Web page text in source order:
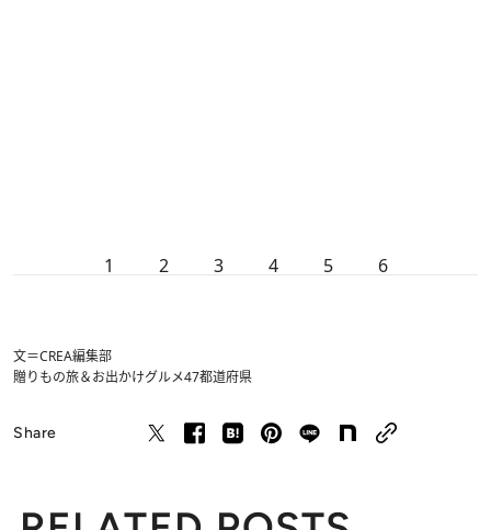
1 2 3 4 5 6
文＝CREA編集部
贈りもの旅＆お出かけグルメ47都道府県
Share